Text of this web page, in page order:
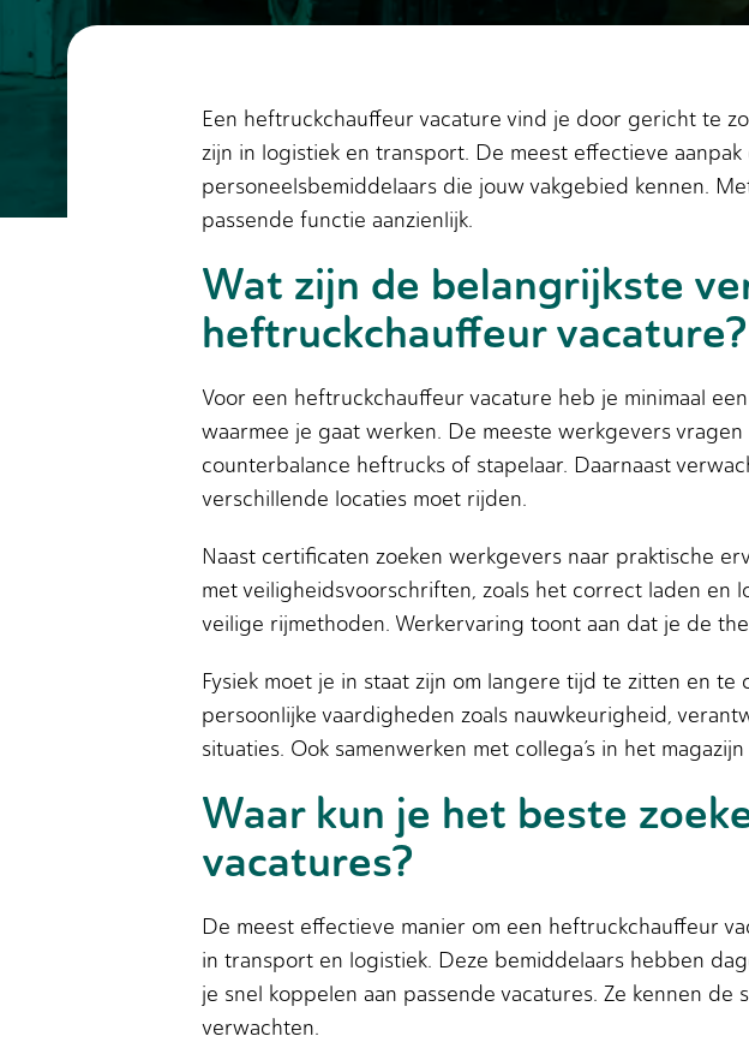
Een heftruckchauffeur vacature vind je door gericht te
zijn in logistiek en transport. De meest effectieve
personeelsbemiddelaars die jouw vakgebied kennen.
passende functie aanzienlijk.
Wat zijn de belangrijkste
heftruckchauffeur vacature?
Voor een heftruckchauffeur vacature heb je minimaal
waarmee je gaat werken. De meeste werkgevers
counterbalance heftrucks of stapelaar. Daarnaast
verschillende locaties moet rijden.
Naast certificaten zoeken werkgevers naar praktische
met veiligheidsvoorschriften, zoals het correct laden en
veilige rijmethoden. Werkervaring toont aan dat je de
Fysiek moet je in staat zijn om langere tijd te zitten en
persoonlijke vaardigheden zoals nauwkeurigheid,
situaties. Ook samenwerken met collega’s in het
Waar kun je het beste
vacatures?
De meest effectieve manier om een heftruckchauffeur
in transport en logistiek. Deze bemiddelaars hebben
je snel koppelen aan passende vacatures. Ze kennen
verwachten.